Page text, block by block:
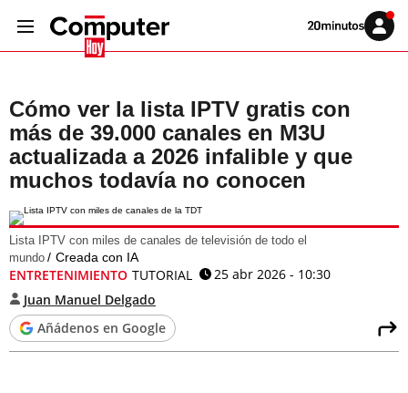
Volver
Iniciar
sesión
Cómo ver la lista IPTV gratis con
más de 39.000 canales en M3U
actualizada a 2026 infalible y que
muchos todavía no conocen
Lista IPTV con miles de canales de televisión de todo el
mundo
Creada con IA
ENTRETENIMIENTO TUTORIAL
25 abr 2026 - 10:30
Juan Manuel Delgado
Añádenos en Google